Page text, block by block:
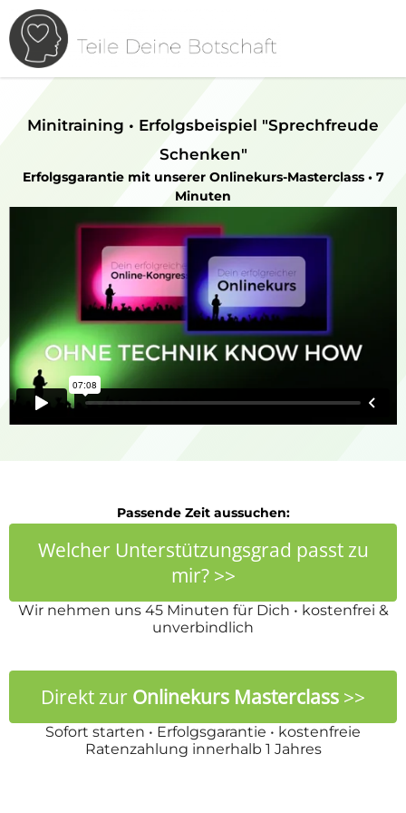
Minitraining • Erfolgsbeispiel "Sprechfreude
Schenken"
Erfolgsgarantie mit unserer Onlinekurs-Masterclass • 7
Minuten
Passende Zeit aussuchen:
Welcher Unterstützungsgrad passt zu
mir? >>
Wir nehmen uns 45 Minuten für Dich • kostenfrei &
unverbindlich
Direkt zur Onlinekurs Masterclass >>
Sofort starten • Erfolgsgarantie • kostenfreie
Ratenzahlung innerhalb 1 Jahres